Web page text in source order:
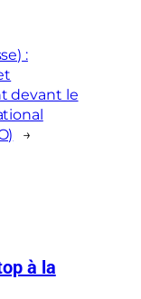
:
devant le
→
à la